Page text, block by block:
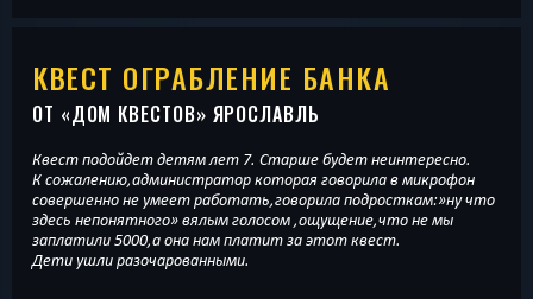
КВЕСТ ОГРАБЛЕНИЕ БАНКА
ОТ «ДОМ КВЕСТОВ» ЯРОСЛАВЛЬ
Квест подойдет детям лет 7. Старше будет неинтересно.
К сожалению,администратор которая говорила в микрофон
совершенно не умеет работать,говорила подросткам:»ну что
здесь непонятного» вялым голосом ,ощущение,что не мы
заплатили 5000,а она нам платит за этот квест.
Дети ушли разочарованными.